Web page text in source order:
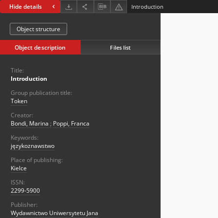
Hide details Introduction
Object structure
Object description Files list
Title:
Introduction
Group publication title:
Token
Creator:
Bondi, Marina ; Poppi, Franca
Keywords:
językoznawstwo
Place of publishing:
Kielce
ISSN:
2299-5900
Publisher:
Wydawnictwo Uniwersytetu Jana